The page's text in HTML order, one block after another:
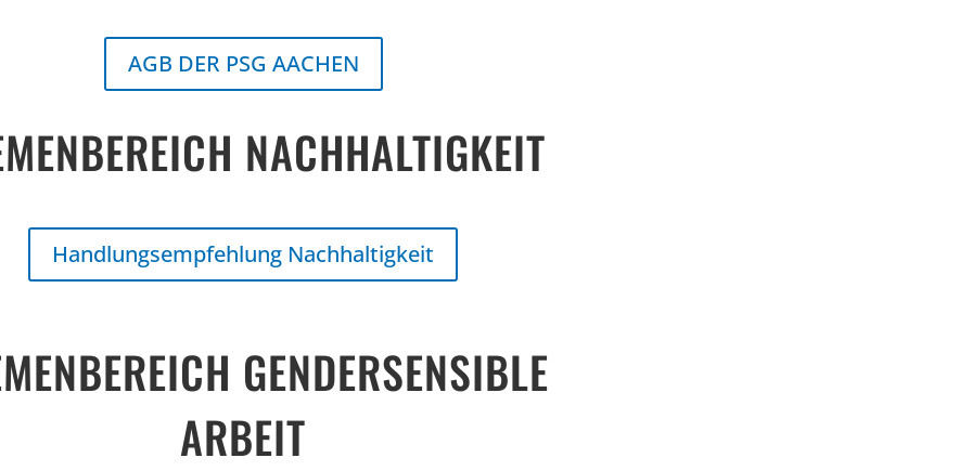
AGB DER PSG AACHEN
NACHHALTIGKEIT
Handlungsempfehlung Nachhaltigkeit
GENDERSENSIBLE
ARBEIT